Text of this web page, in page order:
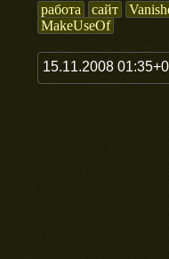
работа
сайт
MakeUseOf
15.11.2008